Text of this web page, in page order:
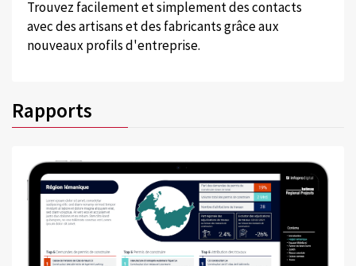
Trouvez facilement et simplement des contacts
avec des artisans et des fabricants grâce aux
nouveaux profils d'entreprise.
Rapports